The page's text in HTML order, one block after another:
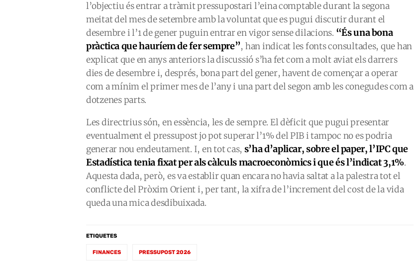
l’objectiu és entrar a tràmit pressupostari l’eina comptable durant la segona
meitat del mes de setembre amb la voluntat que es pugui discutir durant el
desembre i l’1 de gener puguin entrar en vigor sense dilacions. “És una bona
pràctica que hauríem de fer sempre”, han indicat les fonts consultades, que han
explicat que en anys anteriors la discussió s’ha fet com a molt aviat els darrers
dies de desembre i, després, bona part del gener, havent de començar a operar
com a mínim el primer mes de l’any i una part del segon amb les conegudes com a
dotzenes parts.
Les directrius són, en essència, les de sempre. El dèficit que pugui presentar
eventualment el pressupost jo pot superar l’1% del PIB i tampoc no es podria
generar nou endeutament. I, en tot cas, s’ha d’aplicar, sobre el paper, l’IPC que
Estadística tenia fixat per als càlculs macroeconòmics i que és l’indicat 3,1%.
Aquesta dada, però, es va establir quan encara no havia saltat a la palestra tot el
conflicte del Pròxim Orient i, per tant, la xifra de l’increment del cost de la vida
queda una mica desdibuixada.
ETIQUETES
FINANCES PRESSUPOST 2026